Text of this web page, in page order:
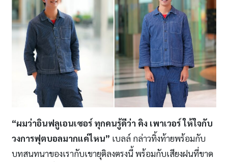
“ผมว่าอินฟลูเอนเซอร์ ทุกคนรู้ดีว่า คิง เพาเวอร์ ให้ใจกับ
วงการฟุตบอลมากแค่ไหน” เบลล์ กล่าวทิ้งท้ายพร้อมกับ
บทสนทนาของเรากับเขายุติลงตรงนี้ พร้อมกับเสียงฝนที่ขาด